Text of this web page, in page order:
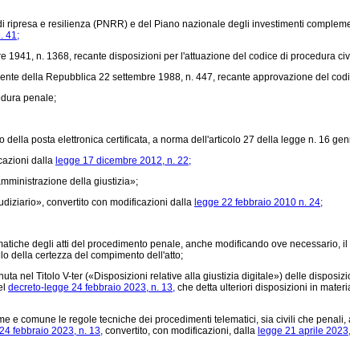
e resilienza (PNRR) e del Piano nazionale degli investimenti
41;
1941, n. 1368, recante disposizioni per l'attuazione del codice di procedura
della Repubblica 22 settembre 1988, n. 447, recante approvazione del
penale;
posta elettronica certificata, a norma dell'articolo 27 della legge n. 16
dalla legge 17 dicembre 2012, n. 22;
della giustizia»;
convertito con modificazioni dalla legge 22 febbraio 2010 n. 24;
degli atti del procedimento penale, anche modificando ove necessario, il
della certezza del compimento dell'atto;
nel Titolo V-ter («Disposizioni relative alla giustizia digitale») delle
decreto-legge 24 febbraio 2023, n. 13, che detta ulteriori disposizioni in
e comune le regole tecniche dei procedimenti telematici, sia civili che
febbraio 2023, n. 13, convertito, con modificazioni, dalla legge 21 aprile